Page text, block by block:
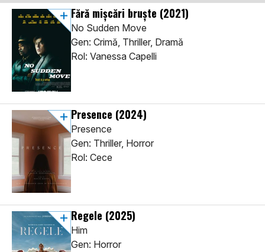
Fără mișcări bruște (2021)
No Sudden Move
Gen: Crimă, Thriller, Dramă
Rol: Vanessa Capelli
Presence (2024)
Presence
Gen: Thriller, Horror
Rol: Cece
Regele (2025)
Him
Gen: Horror